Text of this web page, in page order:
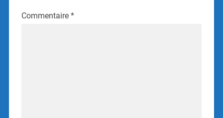
Commentaire *